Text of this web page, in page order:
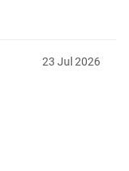
23 Jul 2026